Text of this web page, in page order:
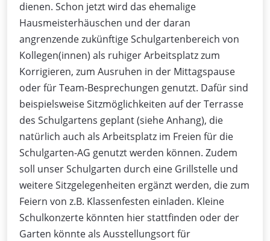
dienen. Schon jetzt wird das ehemalige
Hausmeisterhäuschen und der daran
angrenzende zukünftige Schulgartenbereich von
Kollegen(innen) als ruhiger Arbeitsplatz zum
Korrigieren, zum Ausruhen in der Mittagspause
oder für Team-Besprechungen genutzt. Dafür sind
beispielsweise Sitzmöglichkeiten auf der Terrasse
des Schulgartens geplant (siehe Anhang), die
natürlich auch als Arbeitsplatz im Freien für die
Schulgarten-AG genutzt werden können. Zudem
soll unser Schulgarten durch eine Grillstelle und
weitere Sitzgelegenheiten ergänzt werden, die zum
Feiern von z.B. Klassenfesten einladen. Kleine
Schulkonzerte könnten hier stattfinden oder der
Garten könnte als Ausstellungsort für